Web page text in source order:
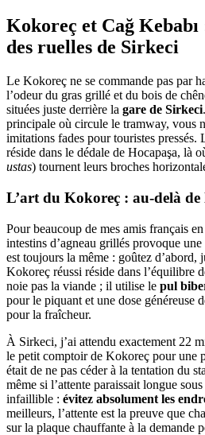
Kokoreç et Cağ
des ruelles de Sirkeci
Le Kokoreç ne se commande pas par
l’odeur du gras grillé et du bois de
situées juste derrière la gare de Sirkeci
principale où circule le tramway, vous
imitations fades pour touristes pressés.
réside dans le dédale de Hocapaşa, là
ustas) tournent leurs broches
L’art du Kokoreç : au-delà de
Pour beaucoup de mes amis français
intestins d’agneau grillés provoque
est toujours la même : goûtez d’abord,
Kokoreç réussi réside dans l’équilibre
noie pas la viande ; il utilise le pul
pour le piquant et une dose généreuse
pour la fraîcheur.
À Sirkeci, j’ai attendu exactement 22
le petit comptoir de Kokoreç pour une
était de ne pas céder à la tentation du
même si l’attente paraissait longue
infaillible : évitez absolument les
meilleurs, l’attente est la preuve que
sur la plaque chauffante à la demande